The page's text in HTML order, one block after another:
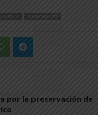
MURCHANTE
por la preservación de